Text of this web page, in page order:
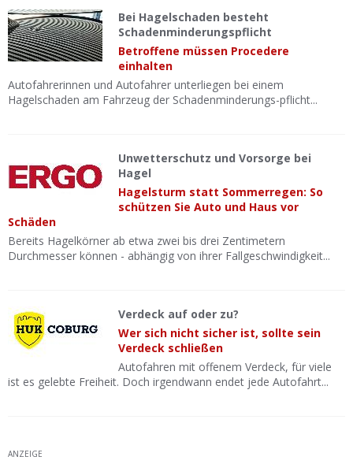
Bei Hagelschaden besteht
Schadenminderungspflicht
Betroffene müssen Procedere
einhalten
Autofahrerinnen und Autofahrer unterliegen bei einem
Hagelschaden am Fahrzeug der Schadenminderungs-pflicht...
Unwetterschutz und Vorsorge bei
Hagel
Hagelsturm statt Sommerregen: So
schützen Sie Auto und Haus vor
Schäden
Bereits Hagelkörner ab etwa zwei bis drei Zentimetern
Durchmesser können - abhängig von ihrer Fallgeschwindigkeit...
Verdeck auf oder zu?
Wer sich nicht sicher ist, sollte sein
Verdeck schließen
Autofahren mit offenem Verdeck, für viele
ist es gelebte Freiheit. Doch irgendwann endet jede Autofahrt...
ANZEIGE